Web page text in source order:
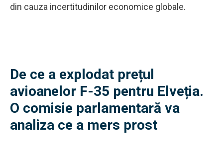
din cauza incertitudinilor economice globale.
De ce a explodat prețul
avioanelor F-35 pentru Elveția.
O comisie parlamentară va
analiza ce a mers prost